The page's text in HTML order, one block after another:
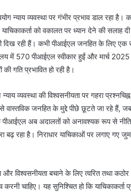
न्याय व्यवस्था पर गंभीर प्रभाव डाल रहा
को वकालत पर ध्यान देने की सलाह
दिख रही हैं। कभी पीआईएल जनहित के लिए एक
में 570 पीआईएल स्वीकार हुईं और मार्च
गति प्रभावित हो रही है।
व्यवस्था की विश्वसनीयता पर गहरा
वास्तविक जनहित के मुद्दे पीछे छूटते जा रहे हैं,
पीआईएल अब अदालतों को अनावश्यक रूप से
रहा है। निराधार याचिकाओं पर लगाए गए
विश्वसनीयता बचाने के लिए त्वरित तथा
चाहिए। यह सुनिश्चित हो कि